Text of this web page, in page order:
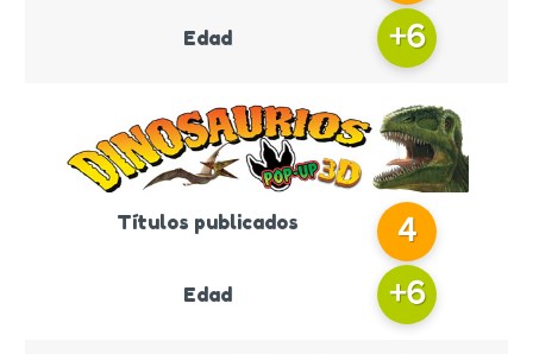
Edad +6
Títulos publicados 4
Edad +6